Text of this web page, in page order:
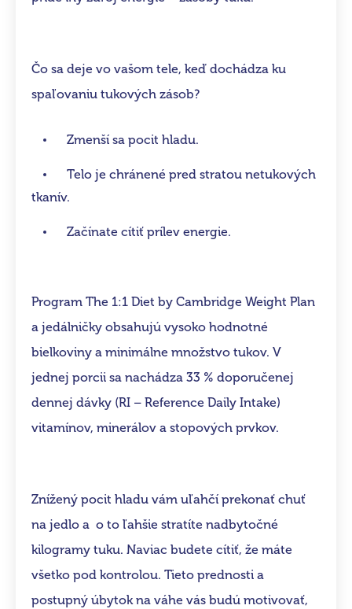
Čo sa deje vo vašom tele, keď dochádza ku
spaľovaniu tukových zásob?
Zmenší sa pocit hladu.
Telo je chránené pred stratou netukových
tkanív.
Začínate cítiť prílev energie.
Program The 1:1 Diet by Cambridge Weight Plan
a jedálničky obsahujú vysoko hodnotné
bielkoviny a minimálne množstvo tukov. V
jednej porcii sa nachádza 33 % doporučenej
dennej dávky (RI – Reference Daily Intake)
vitamínov, minerálov a stopových prvkov.
Znížený pocit hladu vám uľahčí prekonať chuť
na jedlo a o to ľahšie stratíte nadbytočné
kilogramy tuku. Naviac budete cítiť, že máte
všetko pod kontrolou. Tieto prednosti a
postupný úbytok na váhe vás budú motivovať,